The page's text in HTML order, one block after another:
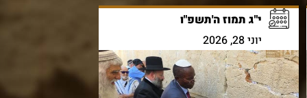
י"ג תמוז ה'תשפ"ו
יוני 28, 2026